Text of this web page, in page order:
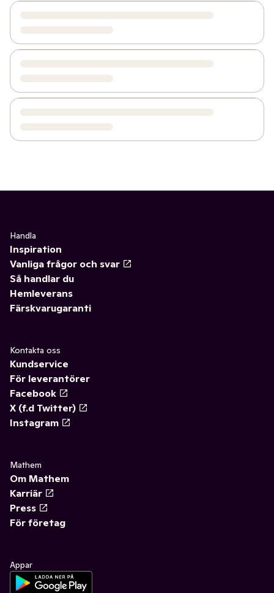
Handla
Inspiration
Vanliga frågor och svar
Så handlar du
Hemleverans
Färskvarugaranti
Kontakta oss
Kundservice
För leverantörer
Facebook
X (f.d Twitter)
Instagram
Mathem
Om Mathem
Karriär
Press
För företag
Appar